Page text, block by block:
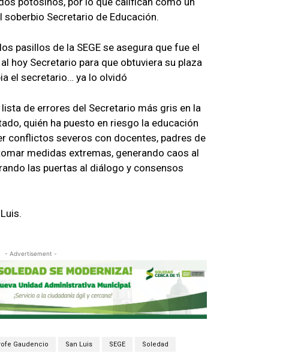
Secretario de Educación.
pasillos de la SEGE se asegura que fue el
hoy Secretario para que obtuviera su plaza
el secretario… ya lo olvidó
de errores del Secretario más gris en la
quién ha puesto en riesgo la educación
conflictos severos con docentes, padres de
medidas extremas, generando caos al
las puertas al diálogo y consensos
- Advertisement -
Gaudencio San Luis SEGE Soledad